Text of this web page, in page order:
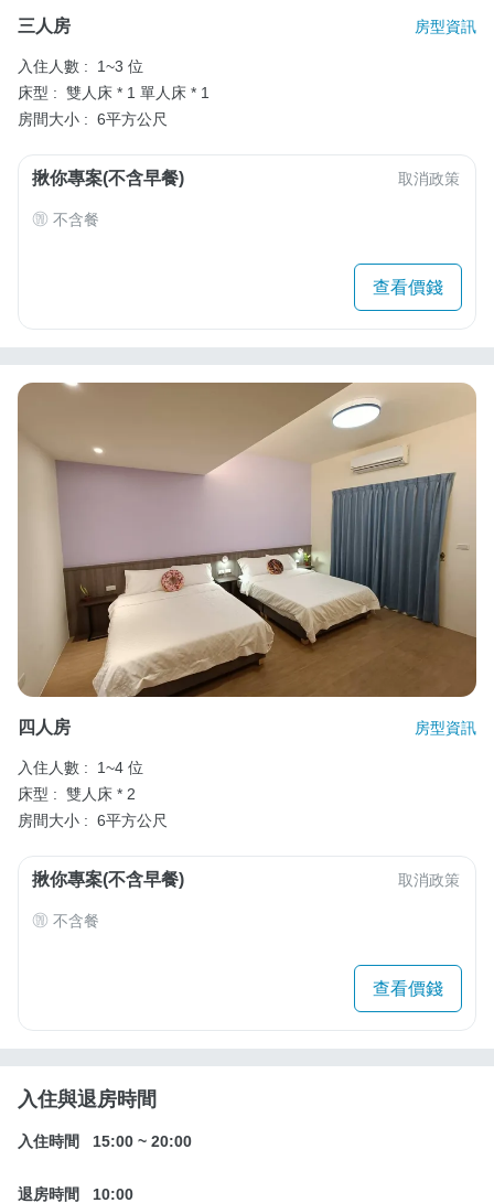
三人房 房型資訊
入住人數 :
1~3 位
床型 : 雙人床 * 1 單人床 * 1
房間大小 : 6平方公尺
揪你專案(不含早餐) 取消政策
不含餐
查看價錢
四人房 房型資訊
入住人數 :
1~4 位
床型 : 雙人床 * 2
房間大小 : 6平方公尺
揪你專案(不含早餐) 取消政策
不含餐
查看價錢
入住與退房時間
入住時間 15:00 ~ 20:00
退房時間 10:00